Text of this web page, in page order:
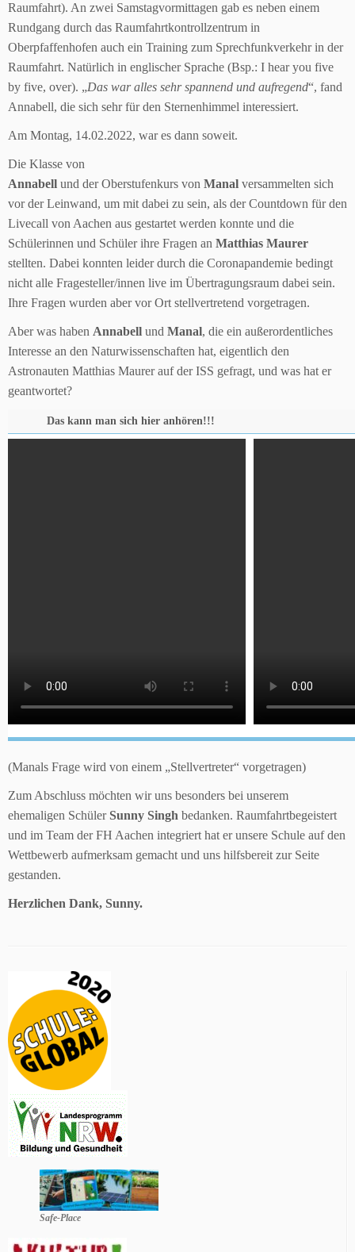
Raumfahrt). An zwei Samstagvormittagen gab es neben einem
Rundgang durch das Raumfahrtkontrollzentrum in
Oberpfaffenhofen auch ein Training zum Sprechfunkverkehr in der
Raumfahrt. Natürlich in englischer Sprache (Bsp.: I hear you five
by five, over). „Das war alles sehr spannend und aufregend“, fand
Annabell, die sich sehr für den Sternenhimmel interessiert.
Am Montag, 14.02.2022, war es dann soweit.
Die Klasse von
Annabell und der Oberstufenkurs von Manal versammelten sich
vor der Leinwand, um mit dabei zu sein, als der Countdown für den
Livecall von Aachen aus gestartet werden konnte und die
Schülerinnen und Schüler ihre Fragen an Matthias Maurer
stellten. Dabei konnten leider durch die Coronapandemie bedingt
nicht alle Fragesteller/innen live im Übertragungsraum dabei sein.
Ihre Fragen wurden aber vor Ort stellvertretend vorgetragen.
Aber was haben Annabell und Manal, die ein außerordentliches
Interesse an den Naturwissenschaften hat, eigentlich den
Astronauten Matthias Maurer auf der ISS gefragt, und was hat er
geantwortet?
Das kann man sich hier anhören!!!
(Manals Frage wird von einem „Stellvertreter“ vorgetragen)
Zum Abschluss möchten wir uns besonders bei unserem
ehemaligen Schüler Sunny Singh bedanken. Raumfahrtbegeistert
und im Team der FH Aachen integriert hat er unsere Schule auf den
Wettbewerb aufmerksam gemacht und uns hilfsbereit zur Seite
gestanden.
Herzlichen Dank, Sunny.
Safe-Place